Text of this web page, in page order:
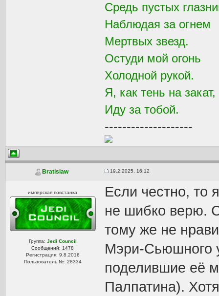
Средь пустых
Наблюдая за огнем
Мертвых звезд.
Остуди мой огонь
Холодной рукой.
Я, как тень на закат,
Иду за тобой.
--------------------
Bratislaw 19.2.2025, 16:12
имперская повстанка
Группа: Jedi Council
Сообщений: 1478
Регистрация: 9.8.2016
Пользователь №: 28334
Если честно, то
не шибко верю.
тому же не
Мэри-Сьюшного
поделившие её
Палпатина).